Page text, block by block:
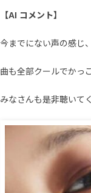
【AI コメント】
今までにない声の感じ
曲も全部クールでかっ
みなさんも是非聴いて